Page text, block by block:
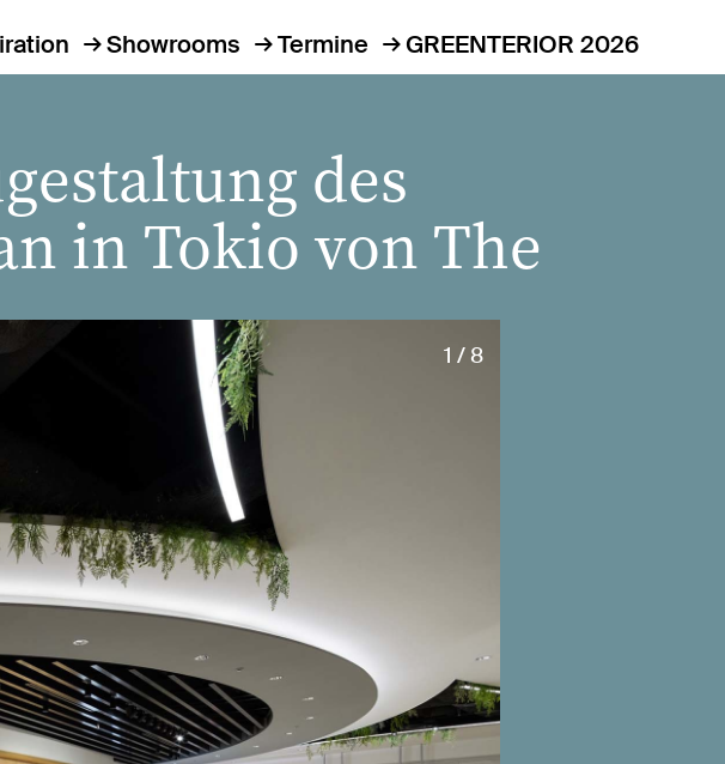
Showrooms Termine GREENTERIOR 2026
des
in Tokio von The
1 / 8